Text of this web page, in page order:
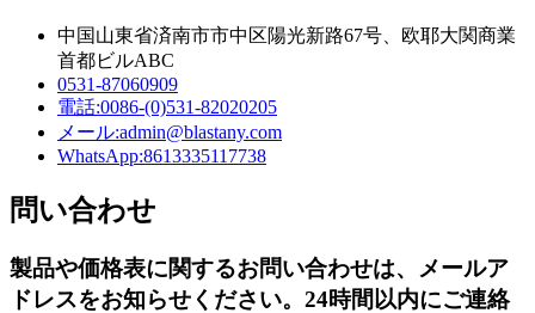
中国山東省済南市市中区陽光新路67号、欧耶大関商業
首都ビルABC
0531-87060909
電話:0086-(0)531-82020205
メール:admin@blastany.com
WhatsApp:8613335117738
問い合わせ
製品や価格表に関するお問い合わせは、メールア
ドレスをお知らせください。24時間以内にご連絡